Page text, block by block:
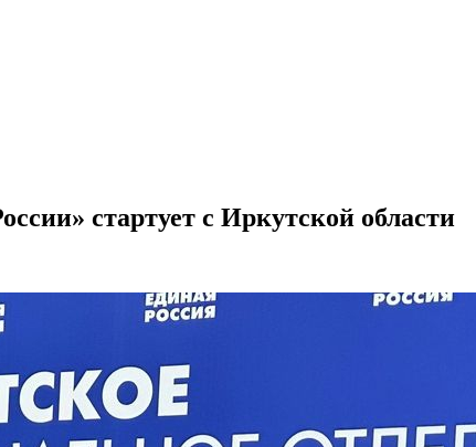
стартует с Иркутской области